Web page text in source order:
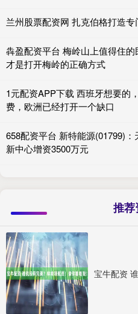
兰州股票配资网 扎克伯格打造
犇盈配资平台 梅岭山上值得住
才是打开梅岭的正确方式
1元配资APP下载 西班牙想要的
费，欧洲已经打开一个缺口
658配资平台 新特能源(01799)
新中心增资3500万元
推